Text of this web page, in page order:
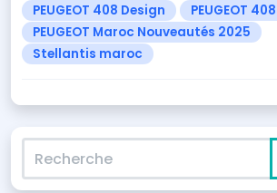
PEUGEOT 408 Design
PEUGEOT
PEUGEOT Maroc Nouveautés 2025
Stellantis maroc
Recherche